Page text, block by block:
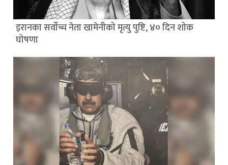
इरानका सर्वोच्च नेता खामेनीको मृत्यु पुष्टि, ४० दिन शोक
घोषणा